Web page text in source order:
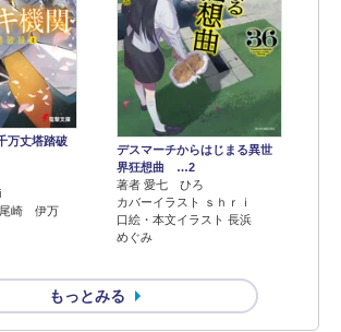
万丈塔踏破
尾崎 伊万
デスマーチからはじまる異世
界狂想曲 …2
著者 愛七 ひろ
カバーイラスト ｓｈｒｉ
口絵・本文イラスト 長浜
めぐみ
もっとみる